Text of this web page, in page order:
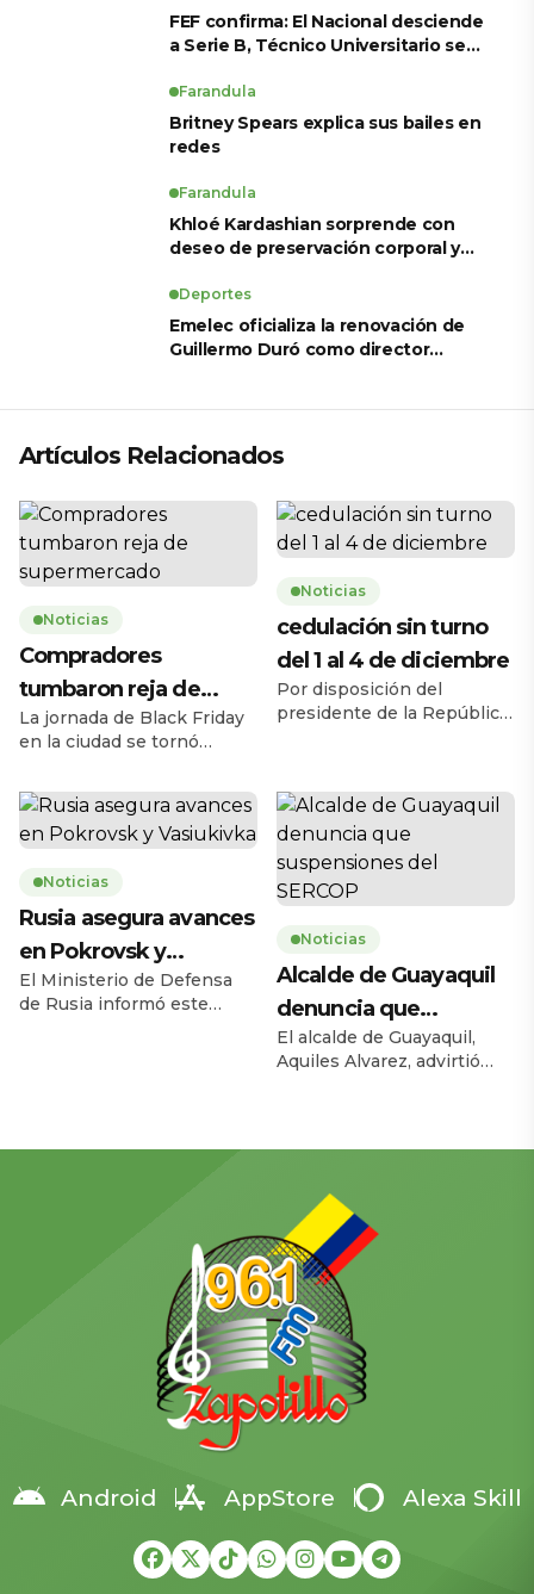
FEF confirma: El Nacional desciende
a Serie B, Técnico Universitario se
para LigaPro 2026
Farandula
Britney Spears explica sus bailes en
redes
Farandula
Khloé Kardashian sorprende con
deseo de preservación corporal y
Deportes
Emelec oficializa la renovación de
Guillermo Duró como director
Artículos Relacionados
Noticias
Compradores
tumbaron reja de
supermercado
La jornada de Black Friday
en la ciudad se tornó
jueves 27 de noviembre,
cuando una multitud de
personas tumbó la reja de
en la avenida Carlos Julio
Arosemena, en el norte de
la ciudad. El hecho ocurrió
a las 08h17, 43 minutos
antes de la apertura […]
Noticias
cedulación sin turno
del 1 al 4 de diciembre
Por disposición del
presidente de la República,
cedulación sin turno entre
el lunes 1 y el jueves 4 de
diciembre de 2025, en
horario de 08h00 a 17h00,
en 193 agencias a escala
nacional. La medida busca
ampliar la capacidad
operativa y facilitar […]
Noticias
Rusia asegura avances
en Pokrovsk y
Vasiukivka
El Ministerio de Defensa
de Rusia informó este
el parte militar, la captura
acercar el frente a unos […]
Noticias
Alcalde de Guayaquil
denuncia que
suspensiones del
SERCOP
El alcalde de Guayaquil,
Aquiles Alvarez, advirtió
procesos del Servicio
Pública (SERCOP), que
según dijo afectan
directamente a la ciudad y
al país. La medida más
crítica, señaló, ha sido
frenar la importación de
insulina en medio de una
crisis nacional por […]
Android AppStore Alexa Skill